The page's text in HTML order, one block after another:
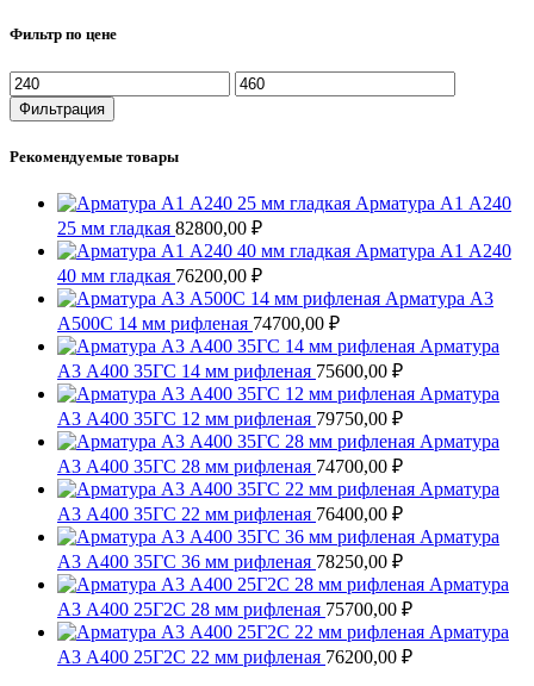
Фильтр по цене
Минимальная
цена
Максимальная
цена
Фильтрация
Рекомендуемые товары
Арматура А1 А240
25 мм гладкая 82800,00 ₽
Арматура А1 А240
40 мм гладкая 76200,00 ₽
Арматура А3
А500С 14 мм рифленая 74700,00 ₽
Арматура
А3 А400 35ГС 14 мм рифленая 75600,00 ₽
Арматура
А3 А400 35ГС 12 мм рифленая 79750,00 ₽
Арматура
А3 А400 35ГС 28 мм рифленая 74700,00 ₽
Арматура
А3 А400 35ГС 22 мм рифленая 76400,00 ₽
Арматура
А3 А400 35ГС 36 мм рифленая 78250,00 ₽
Арматура
А3 А400 25Г2С 28 мм рифленая 75700,00 ₽
Арматура
А3 А400 25Г2С 22 мм рифленая 76200,00 ₽